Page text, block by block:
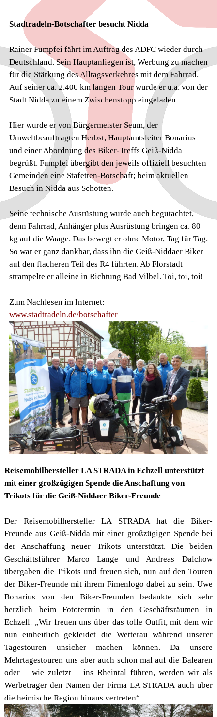
Stadtradeln-Botschafter besucht Nidda
Rainer Fumpfei fährt im Auftrag des ADFC wieder durch
Deutschland. Sein Hauptanliegen ist, Werbung zu machen
für die Stärkung des Alltagsverkehres mit dem Fahrrad.
Auf seiner ca. 2.400 km langen Tour wurde er u.a. von der
Stadt Nidda zu einem Zwischenstopp eingeladen.
Hier wurde er von Bürgermeister Seum, der
Umweltbeauftragten Herbst, Hauptamtsleiter Bonarius
und einerAbordnung des Biker-Treffs Geiß-Nidda
begrüßt. Fumpfei übergibt den jeweils offiziell besuchten
Gemeinden eine Stafetten-Botschaft; beim aktuellen
Besuch in Nidda aus Schotten.
Seine technische Ausrüstung wurde auch begutachtet,
denn Fahrrad, Anhänger plus Ausrüstung bringen ca. 80
kg auf die Waage. Das bewegt er ohne Motor, Tag für Tag.
So war er ganz dankbar, dass ihn die Geiß-Niddaer Biker
auf den flacheren Teil des R4 führten. Ab Florstadt
strampelte er alleine in Richtung Bad Vilbel. Toi, toi, toi!
Zum Nachlesen im Internet:
www.stadtradeln.de/botschafter
Reisemobilhersteller LA STRADA in Echzell unterstützt
mit einer großzügigen Spende die Anschaffung von
Trikots für die Geiß-Niddaer Biker-Freunde
Der Reisemobilhersteller LA STRADA hat die Biker-
Freunde aus Geiß-Nidda mit einer großzügigen Spende bei
der Anschaffung neuer Trikots unterstützt. Die beiden
Geschäftsführer Marco Lange und Andreas Dalchow
übergaben die Trikots und freuen sich, nun auf den Touren
der Biker-Freunde mit ihrem Fimenlogo dabei zu sein. Uwe
Bonarius von den Biker-Freunden bedankte sich sehr
herzlich beim Fototermin in den Geschäftsräumen in
Echzell. „Wir freuen uns über das tolle Outfit, mit dem wir
nun einheitlich gekleidet die Wetterau während unserer
Tagestouren unsicher machen können. Da unsere
Mehrtagestouren uns aber auch schon mal auf die Balearen
oder – wie zuletzt – ins Rheintal führen, werden wir als
Werbeträger den Namen der Firma LA STRADA auch über
die heimische Region hinaus vertreten“.